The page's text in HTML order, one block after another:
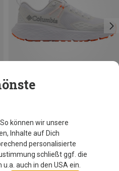
können wir unsere
Inhalte auf Dich
personalisierte
schließt ggf. die
auch in den USA ein.